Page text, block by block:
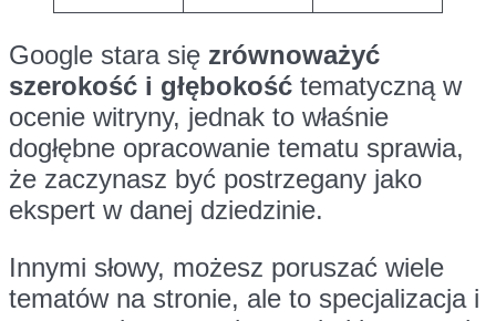
Google stara się zrównoważyć
szerokość i głębokość tematyczną w
ocenie witryny, jednak to właśnie
dogłębne opracowanie tematu sprawia,
że zaczynasz być postrzegany jako
ekspert w danej dziedzinie.
Innymi słowy, możesz poruszać wiele
tematów na stronie, ale to specjalizacja i